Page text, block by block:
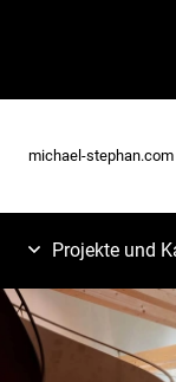
michael-stephan.com
Projekte und